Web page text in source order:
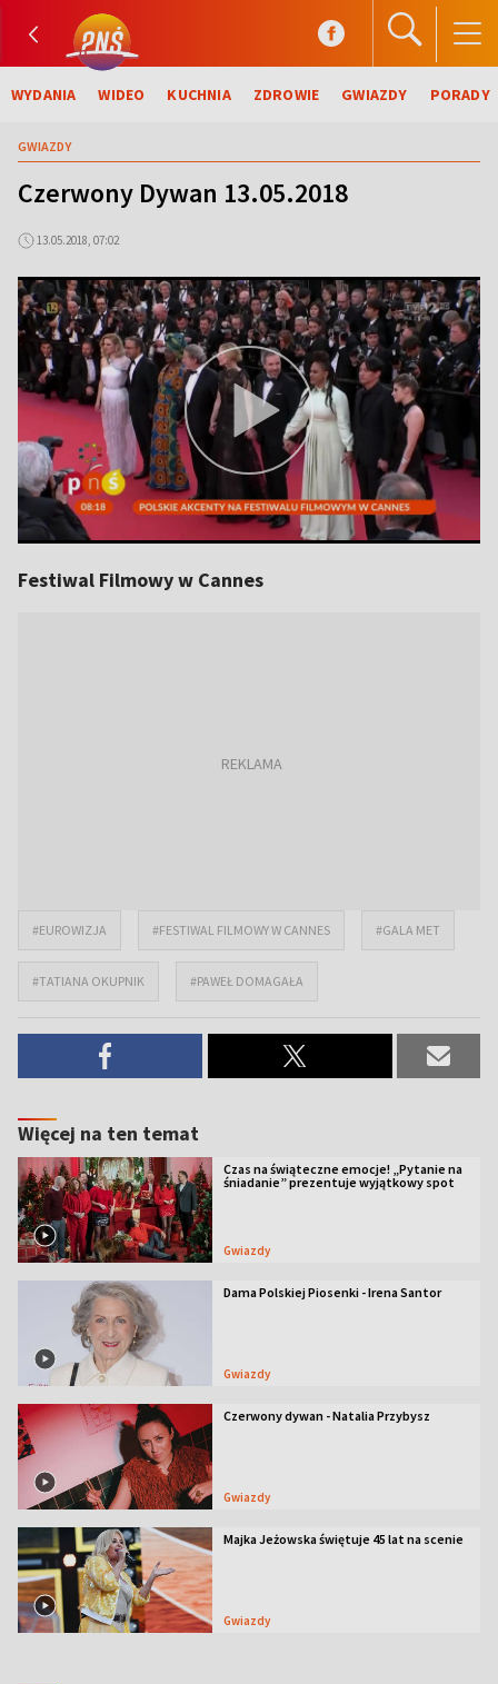
WYDANIA WIDEO KUCHNIA ZDROWIE GWIAZDY PORADY
GWIAZDY
Czerwony Dywan 13.05.2018
13.05.2018, 07:02
Festiwal Filmowy w Cannes
#EUROWIZJA #FESTIWAL FILMOWY W CANNES #GALA MET
#TATIANA OKUPNIK #PAWEŁ DOMAGAŁA
Więcej na ten temat
Czas na świąteczne emocje! „Pytanie na
śniadanie” prezentuje wyjątkowy spot
Gwiazdy
Dama Polskiej Piosenki - Irena Santor
Gwiazdy
Czerwony dywan - Natalia Przybysz
Gwiazdy
Majka Jeżowska świętuje 45 lat na scenie
Gwiazdy